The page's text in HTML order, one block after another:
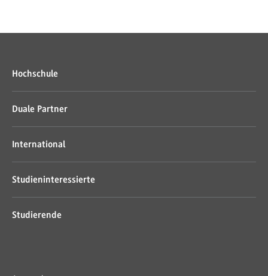
Hochschule
Duale Partner
International
Studieninteressierte
Studierende